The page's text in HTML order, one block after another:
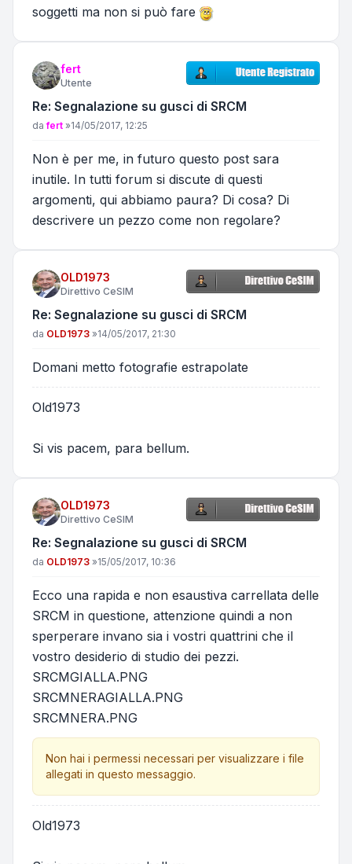
soggetti ma non si può fare
fert
Utente
Re: Segnalazione su gusci di SRCM
Messaggio
dafert »14/05/2017, 12:25
Non è per me, in futuro questo post sara
inutile. In tutti forum si discute di questi
argomenti, qui abbiamo paura? Di cosa? Di
descrivere un pezzo come non regolare?
OLD1973
Direttivo CeSIM
Re: Segnalazione su gusci di SRCM
Messaggio
da OLD1973 »14/05/2017, 21:30
Domani metto fotografie estrapolate
Old1973
Si vis pacem, para bellum.
OLD1973
Direttivo CeSIM
Re: Segnalazione su gusci di SRCM
Messaggio
da OLD1973 »15/05/2017, 10:36
Ecco una rapida e non esaustiva carrellata delle
SRCM in questione, attenzione quindi a non
sperperare invano sia i vostri quattrini che il
vostro desiderio di studio dei pezzi.
SRCMGIALLA.PNG
SRCMNERAGIALLA.PNG
SRCMNERA.PNG
Non hai i permessi necessari per visualizzare i file
allegati in questo messaggio.
Old1973